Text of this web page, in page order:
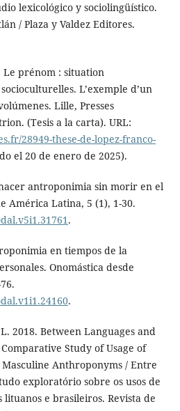
lexicológico y sociolingüístico.
/ Plaza y Valdez Editores.
Le prénom : situation
L’exemple d’un
Lille, Presses
(Tesis a la carta). URL:
28949-these-de-lopez-franco-
el 20 de enero de 2025).
hacer antroponimia sin morir en el
América Latina, 5 (1), 1-30.
.
en tiempos de la
Onomástica desde
.
2018. Between Languages and
Study of Usage of
Anthroponyms / Entre
exploratório sobre os usos de
e brasileiros. Revista de